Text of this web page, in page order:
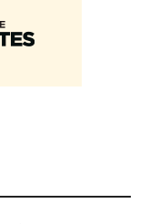
Conecta
físico Felipe